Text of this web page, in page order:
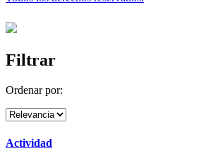
Filtrar
Ordenar por:
Actividad